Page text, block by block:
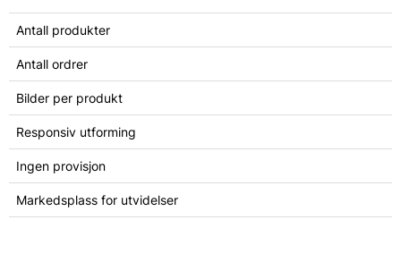
Antall produkter
Antall ordrer
Bilder per produkt
Responsiv utforming
Ingen provisjon
Markedsplass for utvidelser